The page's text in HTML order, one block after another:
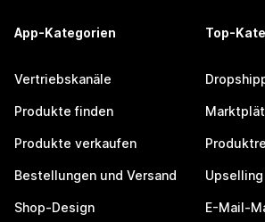
App-Kategorien
Vertriebskanäle
Produkte finden
Produkte verkaufen
Bestellungen und Versand
Shop-Design
Top-
E-Mail-